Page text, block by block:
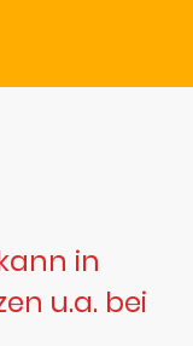
in
u.a. bei